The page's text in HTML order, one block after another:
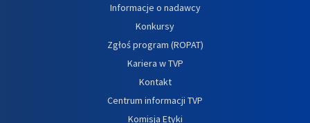
Informacje o nadawcy
Konkursy
Zgłoś program (ROPAT)
Kariera w TVP
Kontakt
Centrum informacji TVP
Komisja Etyki